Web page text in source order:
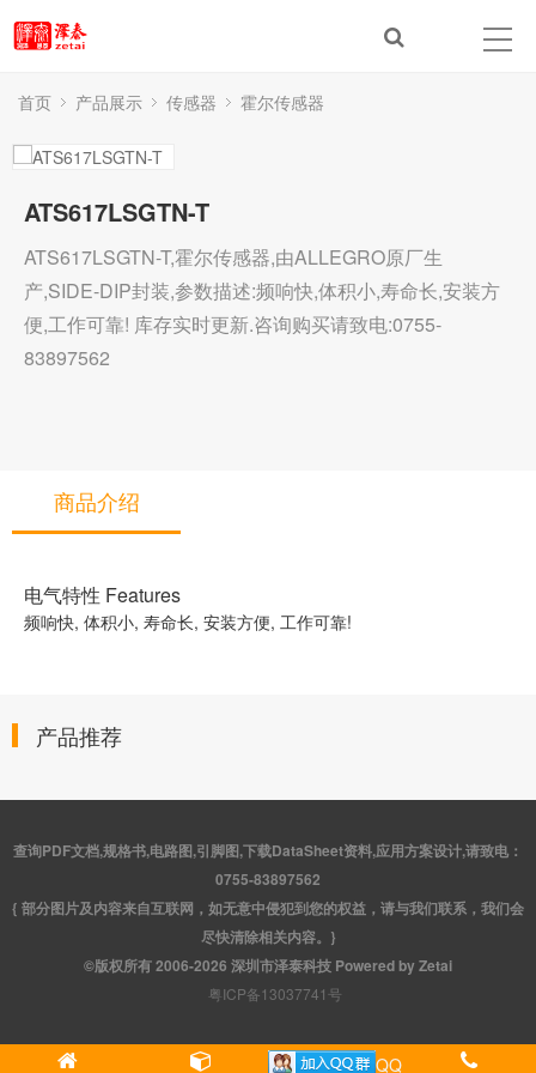
首页 产品展示 传感器 霍尔传感器
ATS617LSGTN-T
ATS617LSGTN-T,霍尔传感器,由ALLEGRO原厂生
产,SIDE-DIP封装,参数描述:频响快,体积小,寿命长,安装方
便,工作可靠! 库存实时更新.咨询购买请致电:0755-
83897562
商品介绍
电气特性 Features
频响快, 体积小, 寿命长, 安装方便, 工作可靠!
产品推荐
查询PDF文档,规格书,电路图,引脚图,下载DataSheet资料,应用方案设计,请致电：
0755-83897562
{ 部分图片及内容来自互联网，如无意中侵犯到您的权益，请与我们联系，我们会
尽快清除相关内容。}
©版权所有 2006-2026 深圳市泽泰科技 Powered by Zetai
粤ICP备13037741号
QQ